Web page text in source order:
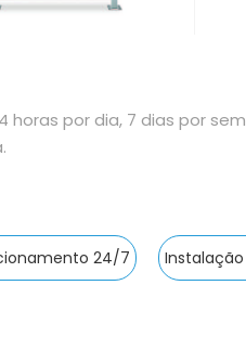
horas por dia, 7 dias por
24/7 Instalação